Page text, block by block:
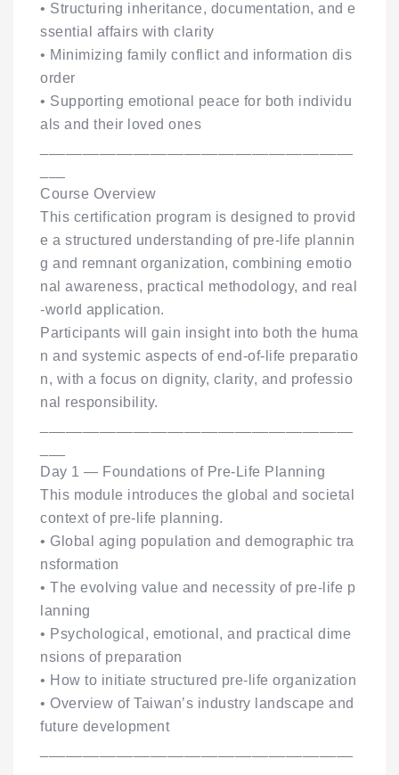
• Structuring inheritance, documentation, and e
ssential affairs with clarity
• Minimizing family conflict and information dis
order
• Supporting emotional peace for both individu
als and their loved ones
Course Overview
This certification program is designed to provid
e a structured understanding of pre-life plannin
g and remnant organization, combining emotio
nal awareness, practical methodology, and real
-world application.
Participants will gain insight into both the huma
n and systemic aspects of end-of-life preparatio
n, with a focus on dignity, clarity, and professio
nal responsibility.
Day 1 — Foundations of Pre-Life Planning
This module introduces the global and societal
context of pre-life planning.
• Global aging population and demographic tra
nsformation
• The evolving value and necessity of pre-life p
lanning
• Psychological, emotional, and practical dime
nsions of preparation
• How to initiate structured pre-life organization
• Overview of Taiwan’s industry landscape and
future development